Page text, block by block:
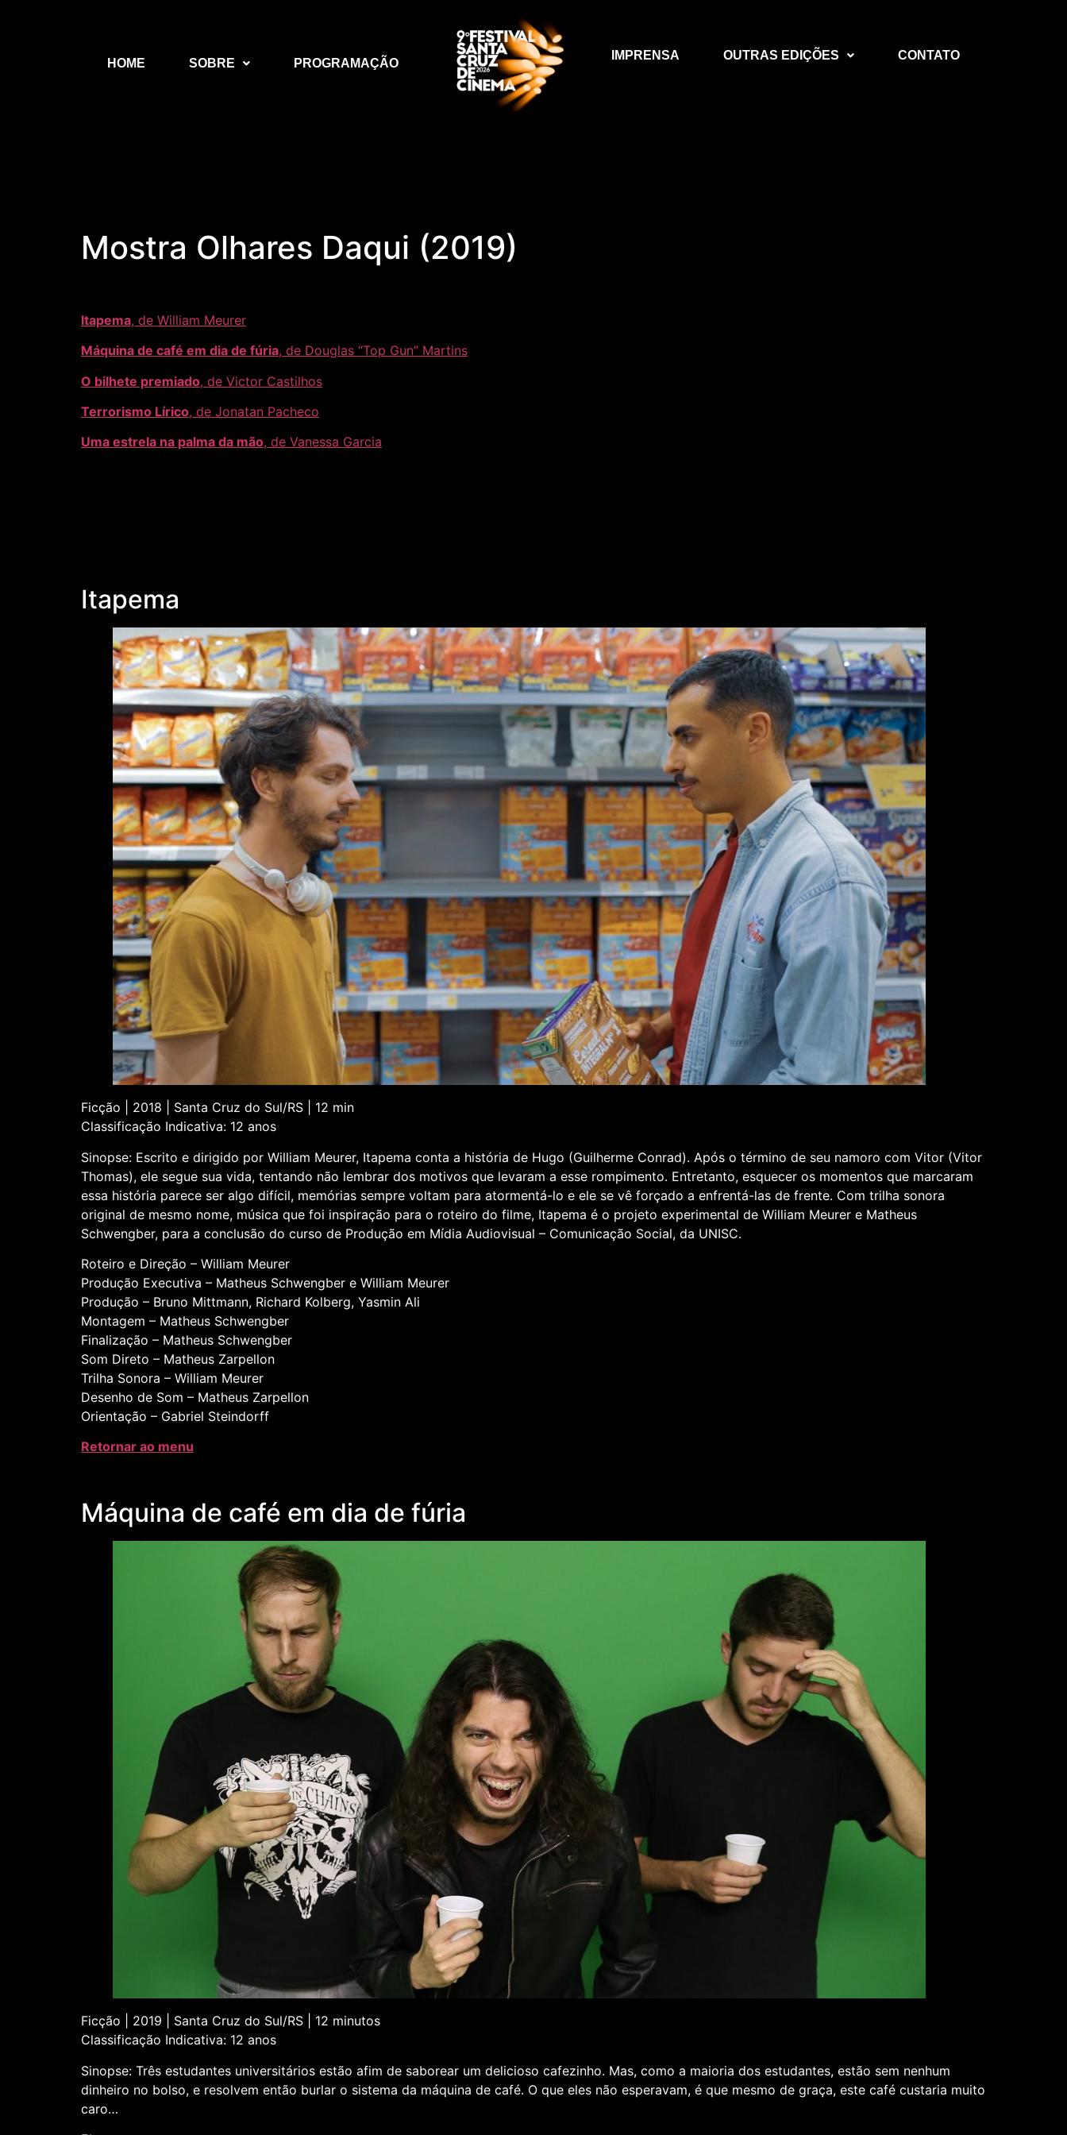
HOME SOBRE PROGRAMAÇÃO
IMPRENSA OUTRAS EDIÇÕES CONTATO
Mostra Olhares Daqui (2019)
Itapema, de William Meurer
Máquina de café em dia de fúria, de Douglas “Top Gun” Martins
O bilhete premiado, de Victor Castilhos
Terrorismo Lírico, de Jonatan Pacheco
Uma estrela na palma da mão, de Vanessa Garcia
Itapema
Ficção | 2018 | Santa Cruz do Sul/RS | 12 min
Classificação Indicativa: 12 anos
Sinopse: Escrito e dirigido por William Meurer, Itapema conta a história de Hugo (Guilherme Conrad). Após o término de seu namoro com Vitor (Vitor
Thomas), ele segue sua vida, tentando não lembrar dos motivos que levaram a esse rompimento. Entretanto, esquecer os momentos que marcaram
essa história parece ser algo difícil, memórias sempre voltam para atormentá-lo e ele se vê forçado a enfrentá-las de frente. Com trilha sonora
original de mesmo nome, música que foi inspiração para o roteiro do filme, Itapema é o projeto experimental de William Meurer e Matheus
Schwengber, para a conclusão do curso de Produção em Mídia Audiovisual – Comunicação Social, da UNISC.
Roteiro e Direção – William Meurer
Produção Executiva – Matheus Schwengber e William Meurer
Produção – Bruno Mittmann, Richard Kolberg, Yasmin Ali
Montagem – Matheus Schwengber
Finalização – Matheus Schwengber
Som Direto – Matheus Zarpellon
Trilha Sonora – William Meurer
Desenho de Som – Matheus Zarpellon
Orientação – Gabriel Steindorff
Retornar ao menu
Máquina de café em dia de fúria
Ficção | 2019 | Santa Cruz do Sul/RS | 12 minutos
Classificação Indicativa: 12 anos
Sinopse: Três estudantes universitários estão afim de saborear um delicioso cafezinho. Mas, como a maioria dos estudantes, estão sem nenhum
dinheiro no bolso, e resolvem então burlar o sistema da máquina de café. O que eles não esperavam, é que mesmo de graça, este café custaria muito
caro…